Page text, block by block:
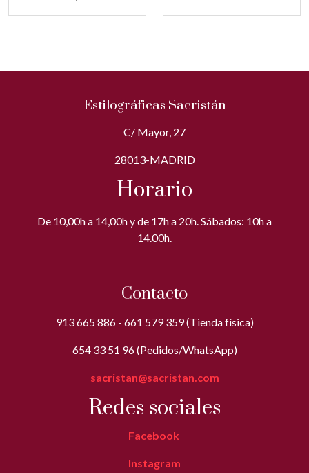
Estilográficas Sacristán
C/ Mayor, 27
28013-MADRID
Horario
De 10,00h a 14,00h y de 17h a 20h. Sábados: 10h a
14.00h.
Contacto
913 665 886 - 661 579 359 (Tienda física)
654 33 51 96 (Pedidos/WhatsApp)
sacristan@sacristan.com
Redes sociales
Facebook
Instagram